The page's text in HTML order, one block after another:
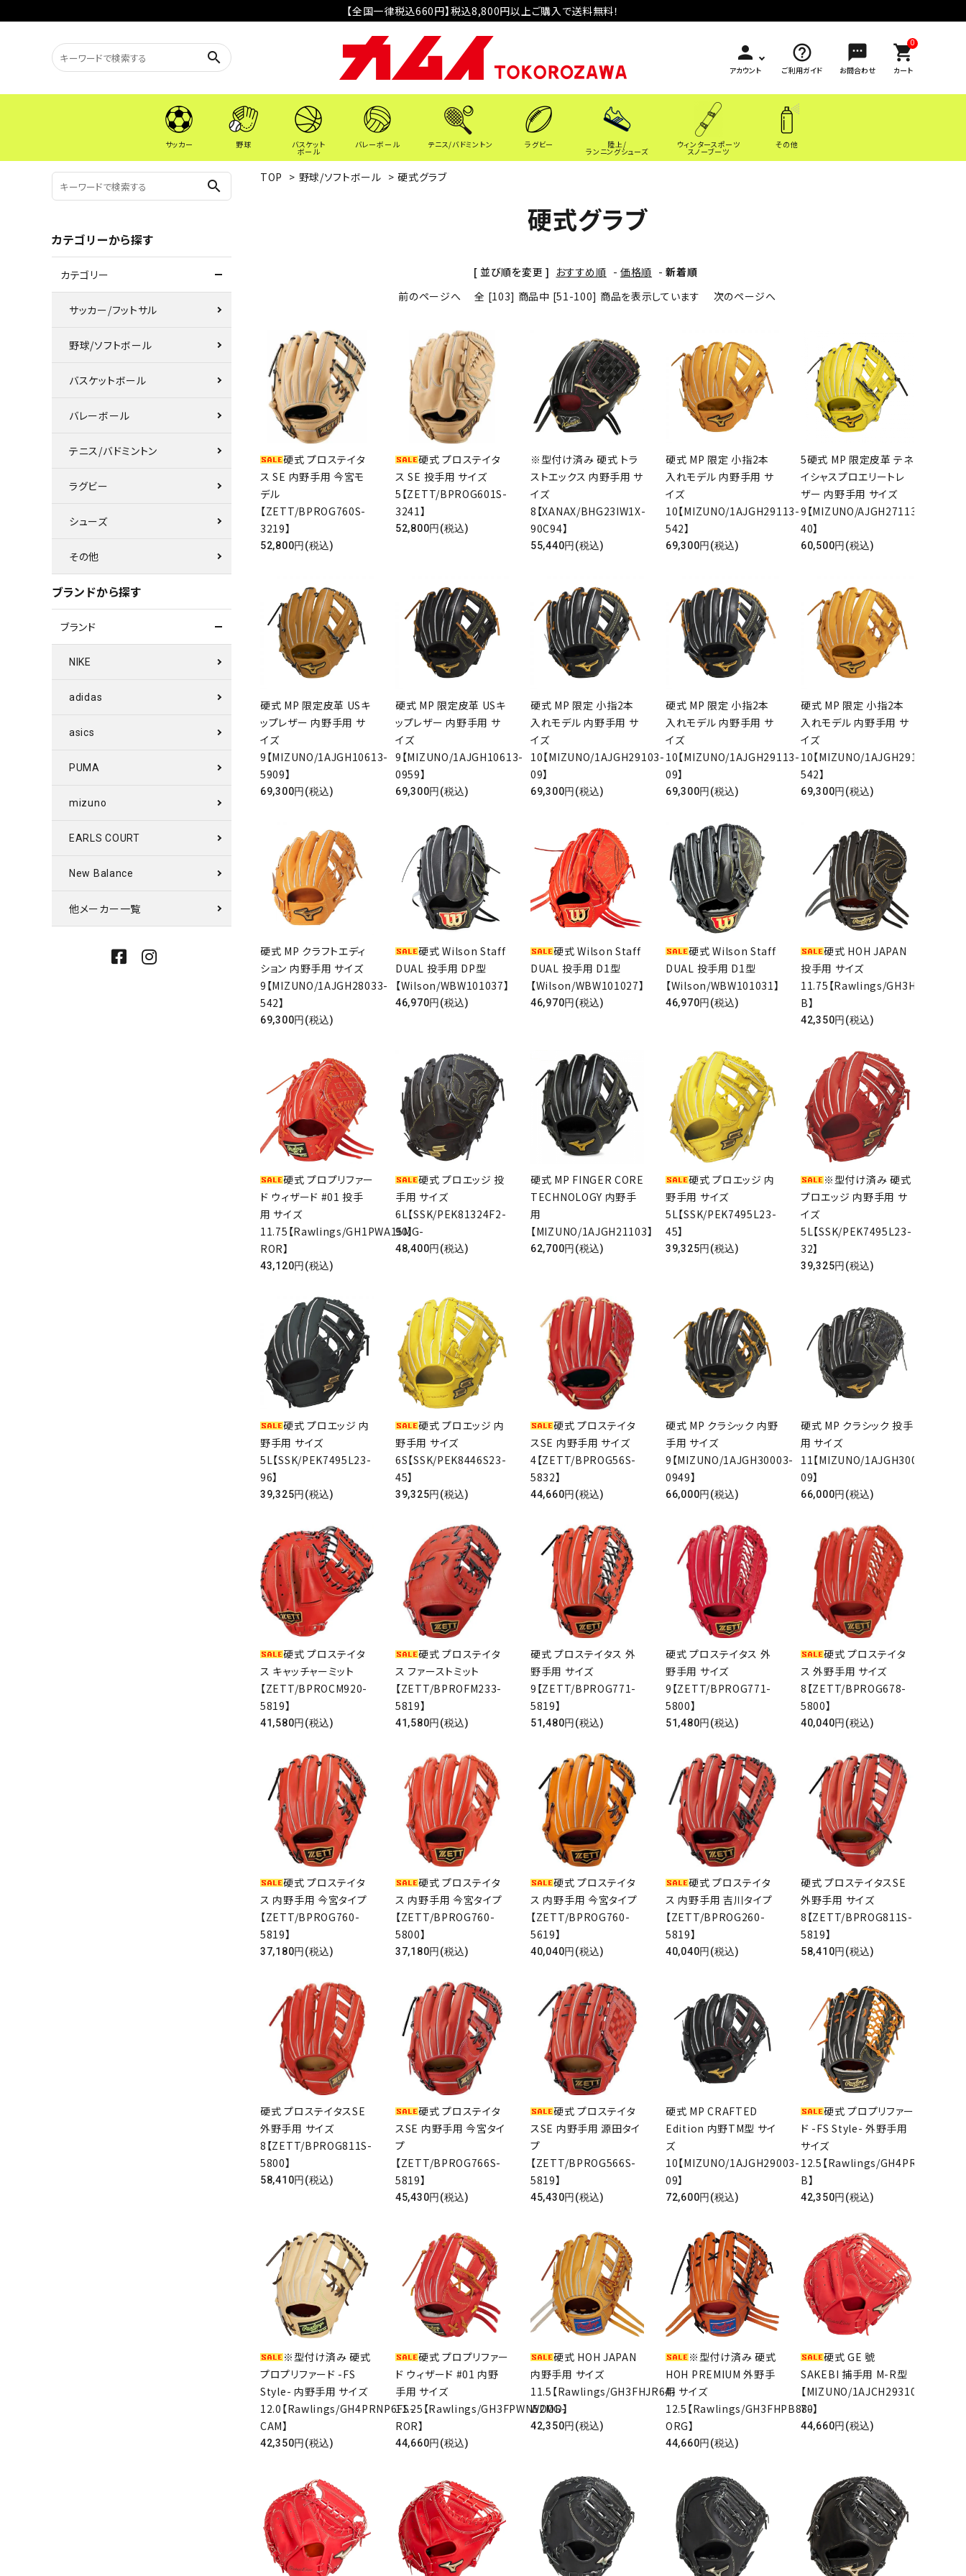
【全国一律税込660円】税込8,800円以上ご購入で送料無料！
search person
アカウント
help_outline
ご利用ガイド
sms
お問合わせ
0
shopping_cart
カート
サッカー 野球 バスケット
ボール
バレーボール テニス/バドミントン ラグビー 陸上/
ランニングシューズ
ウィンタースポーツ
スノーブーツ
その他
TOP > 野球/ソフトボール > 硬式グラブ
硬式グラブ
[ 並び順を変更 ] おすすめ順 - 価格順 -新着順
前のページへ
全 [103] 商品中 [51-100] 商品を表示しています 次のページへ
硬式 プロステイタ
ス SE 内野手用 今宮モ
デル
【ZETT/BPROG760S-
3219】
52,800円(税込)
硬式 プロステイタ
ス SE 投手用 サイズ
5【ZETT/BPROG601S-
3241】
52,800円(税込)
※型付け済み 硬式 トラ
ストエックス 内野手用 サ
イズ
8【XANAX/BHG23IW1X-
90C94】
55,440円(税込)
硬式 MP 限定 小指2本
入れモデル 内野手用 サ
イズ
10【MIZUNO/1AJGH29113-
542】
69,300円(税込)
5硬式 MP 限定皮革 テネ
イシャスプロエリートレ
ザー 内野手用 サイズ
9【MIZUNO/AJGH27113-
40】
60,500円(税込)
硬式 MP 限定皮革 USキ
ップレザー 内野手用 サ
イズ
9【MIZUNO/1AJGH10613-
5909】
69,300円(税込)
硬式 MP 限定皮革 USキ
ップレザー 内野手用 サ
イズ
9【MIZUNO/1AJGH10613-
0959】
69,300円(税込)
硬式 MP 限定 小指2本
入れモデル 内野手用 サ
イズ
10【MIZUNO/1AJGH29103-
09】
69,300円(税込)
硬式 MP 限定 小指2本
入れモデル 内野手用 サ
イズ
10【MIZUNO/1AJGH29113-
09】
69,300円(税込)
硬式 MP 限定 小指2本
入れモデル 内野手用 サ
イズ
10【MIZUNO/1AJGH29123-
542】
69,300円(税込)
硬式 MP クラフトエディ
ション 内野手用 サイズ
9【MIZUNO/1AJGH28033-
542】
69,300円(税込)
硬式 Wilson Staff
DUAL 投手用 DP型
【Wilson/WBW101037】
46,970円(税込)
硬式 Wilson Staff
DUAL 投手用 D1型
【Wilson/WBW101027】
46,970円(税込)
硬式 Wilson Staff
DUAL 投手用 D1型
【Wilson/WBW101031】
46,970円(税込)
硬式 HOH JAPAN
投手用 サイズ
11.75【Rawlings/GH3HJD15-
B】
42,350円(税込)
硬式 プロプリファー
ド ウィザード #01 投手
用 サイズ
11.75【Rawlings/GH1PWA15MG-
ROR】
43,120円(税込)
硬式 プロエッジ 投
手用 サイズ
6L【SSK/PEK81324F2-
90】
48,400円(税込)
硬式 MP FINGER CORE
TECHNOLOGY 内野手
用
【MIZUNO/1AJGH21103】
62,700円(税込)
硬式 プロエッジ 内
野手用 サイズ
5L【SSK/PEK7495L23-
45】
39,325円(税込)
※型付け済み 硬式
プロエッジ 内野手用 サ
イズ
5L【SSK/PEK7495L23-
32】
39,325円(税込)
硬式 プロエッジ 内
野手用 サイズ
5L【SSK/PEK7495L23-
96】
39,325円(税込)
硬式 プロエッジ 内
野手用 サイズ
6S【SSK/PEK8446S23-
45】
39,325円(税込)
硬式 プロステイタ
スSE 内野手用 サイズ
4【ZETT/BPROG56S-
5832】
44,660円(税込)
硬式 MP クラシック 内野
手用 サイズ
9【MIZUNO/1AJGH30003-
0949】
66,000円(税込)
硬式 MP クラシック 投手
用 サイズ
11【MIZUNO/1AJGH30001-
09】
66,000円(税込)
硬式 プロステイタ
ス キャッチャーミット
【ZETT/BPROCM920-
5819】
41,580円(税込)
硬式 プロステイタ
ス ファーストミット
【ZETT/BPROFM233-
5819】
41,580円(税込)
硬式 プロステイタス 外
野手用 サイズ
9【ZETT/BPROG771-
5819】
51,480円(税込)
硬式 プロステイタス 外
野手用 サイズ
9【ZETT/BPROG771-
5800】
51,480円(税込)
硬式 プロステイタ
ス 外野手用 サイズ
8【ZETT/BPROG678-
5800】
40,040円(税込)
硬式 プロステイタ
ス 内野手用 今宮タイプ
【ZETT/BPROG760-
5819】
37,180円(税込)
硬式 プロステイタ
ス 内野手用 今宮タイプ
【ZETT/BPROG760-
5800】
37,180円(税込)
硬式 プロステイタ
ス 内野手用 今宮タイプ
【ZETT/BPROG760-
5619】
40,040円(税込)
硬式 プロステイタ
ス 内野手用 吉川タイプ
【ZETT/BPROG260-
5819】
40,040円(税込)
硬式 プロステイタスSE
外野手用 サイズ
8【ZETT/BPROG811S-
5819】
58,410円(税込)
硬式 プロステイタスSE
外野手用 サイズ
8【ZETT/BPROG811S-
5800】
58,410円(税込)
硬式 プロステイタ
スSE 内野手用 今宮タイ
プ
【ZETT/BPROG766S-
5819】
45,430円(税込)
硬式 プロステイタ
スSE 内野手用 源田タイ
プ
【ZETT/BPROG566S-
5819】
45,430円(税込)
硬式 MP CRAFTED
Edition 内野TM型 サイ
ズ
10【MIZUNO/1AJGH29003-
09】
72,600円(税込)
硬式 プロプリファー
ド -FS Style- 外野手用
サイズ
12.5【Rawlings/GH4PRB88FS-
B】
42,350円(税込)
※型付け済み 硬式
プロプリファード -FS
Style- 内野手用 サイズ
12.0【Rawlings/GH4PRNP6FS-
CAM】
42,350円(税込)
硬式 プロプリファー
ド ウィザード #01 内野
手用 サイズ
11.25【Rawlings/GH3FPWN52MG-
ROR】
44,660円(税込)
硬式 HOH JAPAN
内野手用 サイズ
11.5【Rawlings/GH3FHJR64-
WOOD】
42,350円(税込)
※型付け済み 硬式
HOH PREMIUM 外野手
用 サイズ
12.5【Rawlings/GH3FHPB88-
ORG】
44,660円(税込)
硬式 GE 號
SAKEBI 捕手用 M-R型
【MIZUNO/1AJCH29310-
70】
44,660円(税込)
キーワード
カテゴリー
検索する
close
search
カテゴリーから探す
カテゴリー
サッカー/フットサル
野球/ソフトボール
バスケットボール
バレーボール
テニス/バドミントン
ラグビー
シューズ
その他
ブランドから探す
ブランド
NIKE
adidas
asics
PUMA
mizuno
EARLS COURT
New Balance
他メーカー一覧